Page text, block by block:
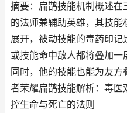
摘要：扁鹊技能机制概述
的法师兼辅助英雄，其技能
展开，被动技能的毒药印
或技能命中敌人都将叠加一
同时，他的技能也能为友
者荣耀扁鹊技能解析：毒
控生命与死亡的法则